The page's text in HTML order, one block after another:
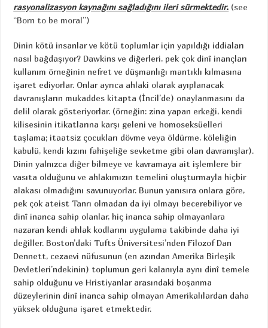
rasyonalizasyon kaynağını sağladığını ileri sürmektedir. (see
“Born to be moral”)
Dinin kötü insanlar ve kötü toplumlar için yapıldığı iddiaları
nasıl bağdaşıyor? Dawkins ve diğerleri, pek çok dinî inançları
kullanım örneğinin nefret ve düşmanlığı mantıklı kılmasına
işaret ediyorlar. Onlar ayrıca ahlaki olarak ayıplanacak
davranışların mukaddes kitapta (İncil’de) onaylanmasını da
delil olarak gösteriyorlar. (örneğin: zina yapan erkeği, kendi
kilisesinin itikatlarına karşı geleni ve homoseksüelleri
taşlama; itaatsiz çocukları dövme veya öldürme, köleliğin
kabulü, kendi kızını fahişeliğe sevketme gibi olan davranışlar).
Dinin yalnızca diğer bilmeye ve kavramaya ait işlemlere bir
vasıta olduğunu ve ahlakımızın temelini oluşturmayla hiçbir
alakası olmadığını savunuyorlar. Bunun yanısıra onlara göre,
pek çok ateist Tanrı olmadan da iyi olmayı becerebiliyor ve
dinî inanca sahip olanlar, hiç inanca sahip olmayanlara
nazaran kendi ahlak kodlarını uygulama takibinde daha iyi
değiller. Boston’daki Tufts Üniversitesi’nden Filozof Dan
Dennett, cezaevi nüfusunun (en azından Amerika Birleşik
Devletleri’ndekinin) toplumun geri kalanıyla aynı dinî temele
sahip olduğunu ve Hristiyanlar arasındaki boşanma
düzeylerinin dinî inanca sahip olmayan Amerikalılardan daha
yüksek olduğuna işaret etmektedir.